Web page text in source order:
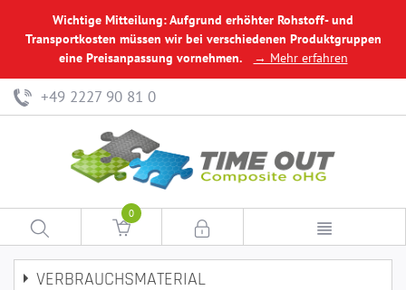
Wichtige Mitteilung: Aufgrund erhöhter Rohstoff- und
Transportkosten müssen wir bei verschiedenen Produktgruppen
eine Preisanpassung vornehmen.
→ Mehr erfahren
+49 2227 90 81 0
0
VERBRAUCHSMATERIAL